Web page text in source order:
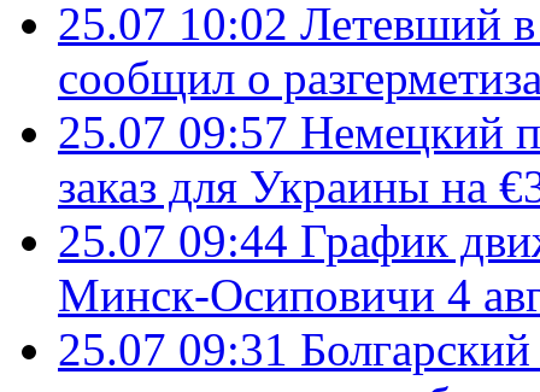
25.07 10:02 Летевший
сообщил о
25.07 09:57 Немецкий
заказ для Украины на
25.07 09:44 График
Минск-Осиповичи 4
25.07 09:31